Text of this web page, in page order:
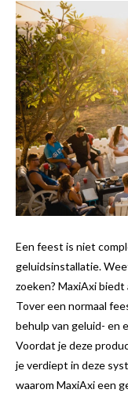
Een feest is niet
geluidsinstallatie.
zoeken? MaxiAxi
Tover een normaal
behulp van geluid- en
Voordat je deze
je verdiept in deze
waarom MaxiAxi een